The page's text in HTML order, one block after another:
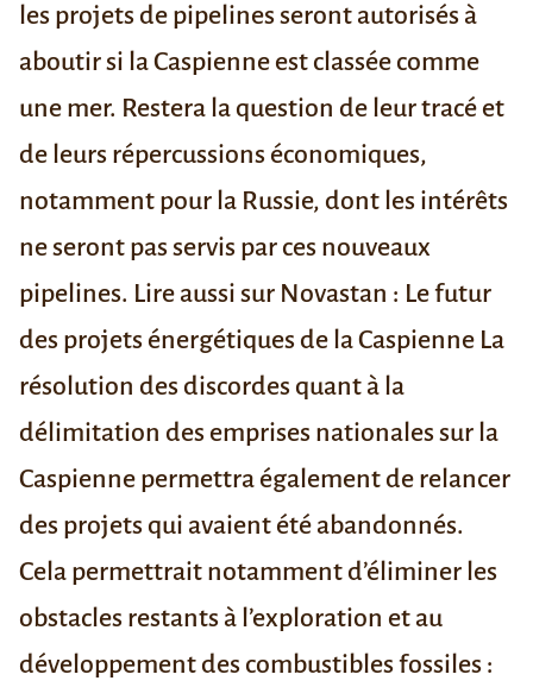
les projets de pipelines seront autorisés à
aboutir si la Caspienne est classée comme
une mer. Restera la question de leur tracé et
de leurs répercussions économiques,
notamment pour la Russie, dont les intérêts
ne seront pas servis par ces nouveaux
pipelines. Lire aussi sur Novastan : Le futur
des projets énergétiques de la Caspienne La
résolution des discordes quant à la
délimitation des emprises nationales sur la
Caspienne permettra également de relancer
des projets qui avaient été abandonnés.
Cela permettrait notamment d’éliminer les
obstacles restants à l’exploration et au
développement des combustibles fossiles :